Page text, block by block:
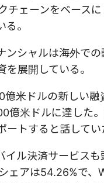
チェーンをベース
。
シャルは海外で
展開している。
米ドルの新しい
億米ドルに達した
トすると話してい
ル決済サービス
ェアは54.26%で